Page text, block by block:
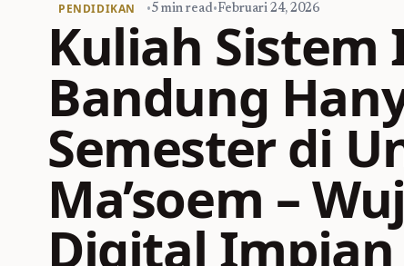
PENDIDIKAN •5 min read•Februari 24, 2026
Kuliah
Bandung
Semester di
Ma’soem –
Digital Impian